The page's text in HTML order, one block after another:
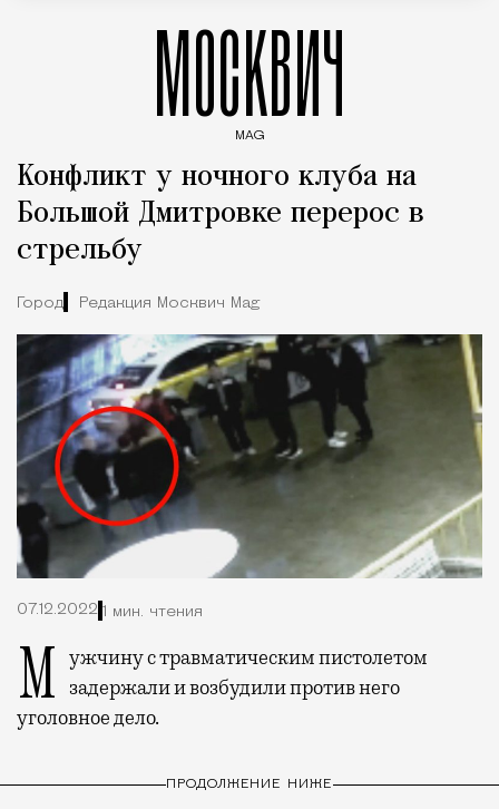
МОСКВИЧ
MAG
Конфликт у ночного клуба на
Большой Дмитровке перерос в
стрельбу
Город Редакция Москвич Mag
07.12.2022 1 мин. чтения
Мужчину с травматическим пистолетом
задержали и возбудили против него
уголовное дело.
ПРОДОЛЖЕНИЕ НИЖЕ